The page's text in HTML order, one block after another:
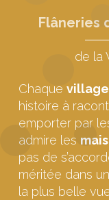
Flâneries
de la
Chaque
histoire à
emporter par
admire les
pas de
méritée dans
la plus belle